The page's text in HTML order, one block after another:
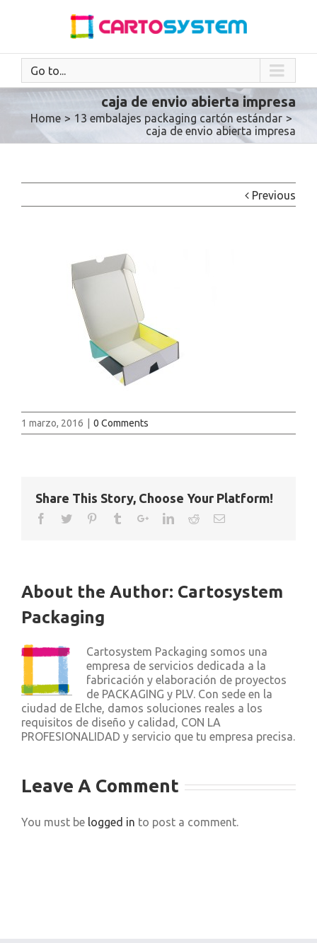
Go to...
caja de envio abierta impresa
Home > 13 embalajes packaging cartón estándar >
caja de envio abierta impresa
Previous
1 marzo, 2016 0 Comments
Share This Story, Choose Your Platform!
About the Author: Cartosystem
Packaging
Cartosystem Packaging somos una
empresa de servicios dedicada a la
fabricación y elaboración de proyectos
de PACKAGING y PLV. Con sede en la
ciudad de Elche, damos soluciones reales a los
requisitos de diseño y calidad, CON LA
PROFESIONALIDAD y servicio que tu empresa precisa.
Leave A Comment
You must be logged in to post a comment.